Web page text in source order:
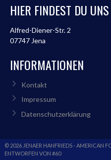
HIER FINDEST DU UNS
Alfred-Diener-Str. 2
07747 Jena
INFORMATIONEN
Kontakt
Impressum
Datenschutzerklärung
© 2026 JENAER HANFRIEDS - AMERICAN
ENTWORFEN VON #60